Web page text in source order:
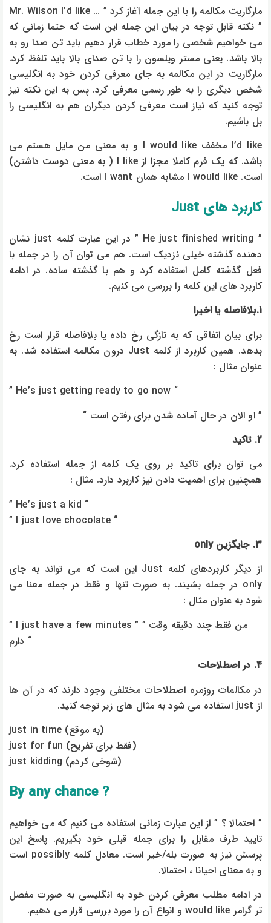
مارگاریت مکالمه را با این جمله آغاز کرد ” … Mr. Wilson I’d like
” نکته قابل توجه در بیان این جمله این است که حتما زمانی که
می خواهیم شخصی را مورد خطاب قرار دهیم باید تن صدا رو به
بالا باشد. یعنی مستر ویلسون را با تن صدای بالا باید تلفظ کرد.
مارگاریت در این مکالمه به جای معرفی کردن خود به انگلیسی
شخص دیگری را به طور رسمی معرفی کرد. پس به این نکته نیز
توجه کنید که نیاز است معرفی کردن دیگران هم به انگلیسی را
بل باشیم.
I’d like مخفف I would like و به معنی من مایل هستم می
باشد. که یک فرم کاملا مجزا از I like ( به معنی دوست داشتن)
است. I would like مشابه همان I want است.
کاربرد های Just
” He just finished writing ” در این عبارت کلمه just نشان
دهنده گذشته خیلی نزدیک است. هم می توان آن را در جمله با
فعل گذشته کامل استفاده کرد و هم با گذشته ساده. در ادامه
کاربرد های این کلمه را بررسی می کنیم.
1.بلافاصله یا اخیرا
برای بیان اتفاقی که به تازگی رخ داده یا بلافاصله قرار است رخ
بدهد. همین کاربرد از کلمه Just درون مکالمه استفاده شد. به
عنوان مثال :
” He’s just getting ready to go now “
” او الان در حال آماده شدن برای رفتن است “
2. تاکید
می توان برای تاکید بر روی یک کلمه از جمله استفاده کرد.
همچنین برای اهمیت دادن نیز کاربرد دارد. مثال :
” He’s just a kid “
” I just love chocolate “
3. جایگزین only
از دیگر کاربردهای کلمه Just این است که می تواند به جای
only در جمله بشیند. به صورت تنها و فقط در جمله معنا می
شود به عنوان مثال :
” I just have a few minutes ” ” من فقط چند دقیقه وقت
دارم “
4. در اصطلاحات
در مکالمات روزمره اصطلاحات مختلفی وجود دارند که در آن ها
از just استفاده می شود به مثال های زیر توجه کنید.
just in time (به موقع)
just for fun (فقط برای تفریح)
just kidding (شوخی کردم)
? By any chance
” احتمالا ؟ ” از این عبارت زمانی استفاده می کنیم که می خواهیم
تایید طرف مقابل را برای جمله قبلی خود بگیریم. پاسخ این
پرسش نیز به صورت بله/خیر است. معادل کلمه possibly است
و به معنای احیانا ، احتمالا.
در ادامه مطلب معرفی کردن خود به انگلیسی به صورت مفصل
تر گرامر would like و انواع آن را مورد بررسی قرار می دهیم.